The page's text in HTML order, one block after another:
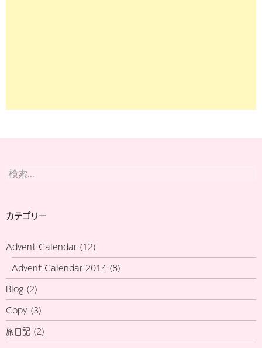
検
索:
カテゴリー
Advent Calendar (12)
Advent Calendar 2014 (8)
Blog (2)
Copy (3)
旅日記 (2)